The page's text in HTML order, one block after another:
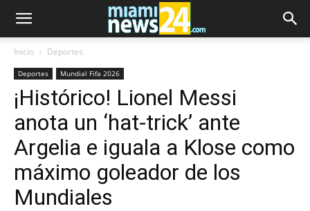
Inicio Deportes
Deportes Mundial Fifa 2026
¡Histórico! Lionel Messi
anota un ‘hat-trick’ ante
Argelia e iguala a Klose como
máximo goleador de los
Mundiales